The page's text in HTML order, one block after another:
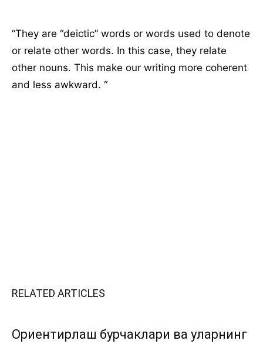
“They are “deictic” words or words used to denote
or relate other words. In this case, they relate
other nouns. This make our writing more coherent
and less awkward. “
RELATED ARTICLES
Ориентирлаш бурчаклари ва уларнинг